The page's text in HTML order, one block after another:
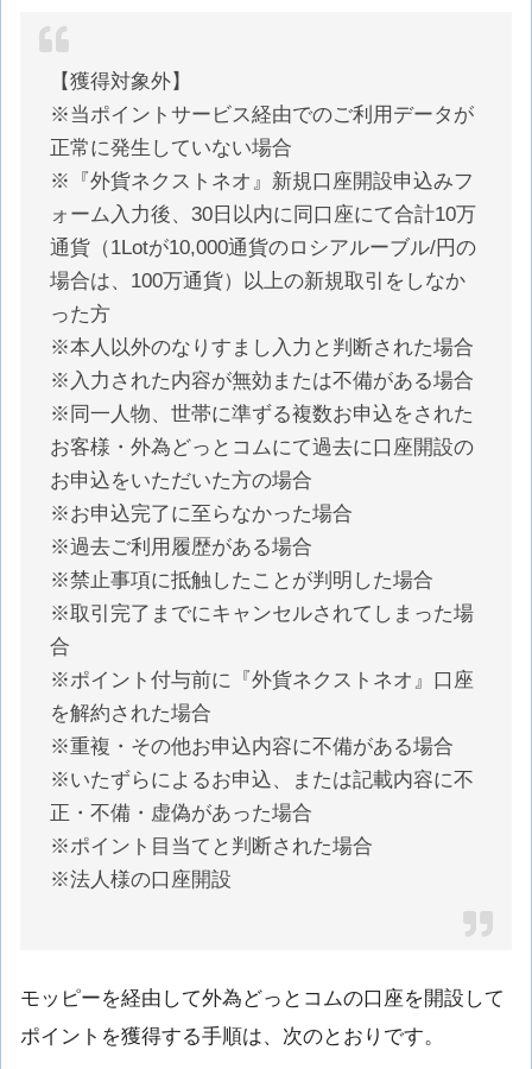
【獲得対象外】
※当ポイントサービス経由でのご利用データが
正常に発生していない場合
※『外貨ネクストネオ』新規口座開設申込みフ
ォーム入力後、30日以内に同口座にて合計10万
通貨（1Lotが10,000通貨のロシアルーブル/円の
場合は、100万通貨）以上の新規取引をしなか
った方
※本人以外のなりすまし入力と判断された場合
※入力された内容が無効または不備がある場合
※同一人物、世帯に準ずる複数お申込をされた
お客様・外為どっとコムにて過去に口座開設の
お申込をいただいた方の場合
※お申込完了に至らなかった場合
※過去ご利用履歴がある場合
※禁止事項に抵触したことが判明した場合
※取引完了までにキャンセルされてしまった場
合
※ポイント付与前に『外貨ネクストネオ』口座
を解約された場合
※重複・その他お申込内容に不備がある場合
※いたずらによるお申込、または記載内容に不
正・不備・虚偽があった場合
※ポイント目当てと判断された場合
※法人様の口座開設
モッピーを経由して外為どっとコムの口座を開設して
ポイントを獲得する手順は、次のとおりです。